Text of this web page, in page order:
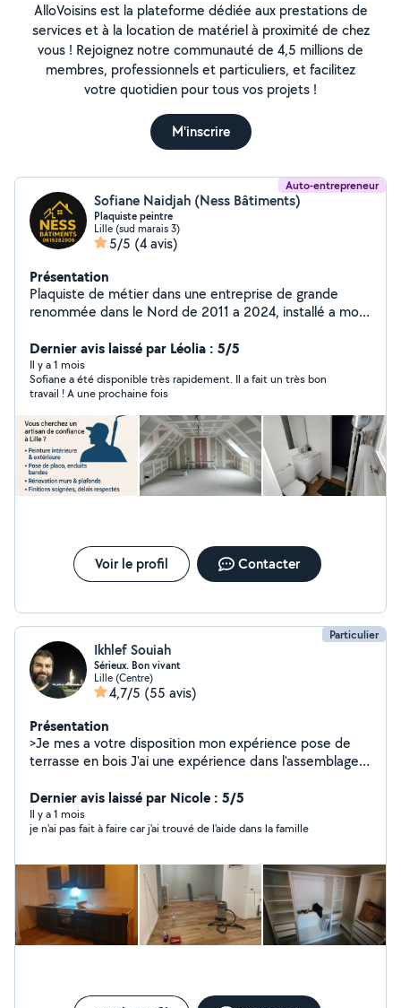
AlloVoisins est la plateforme dédiée aux prestations de
services et à la location de matériel à proximité de chez
vous ! Rejoignez notre communauté de 4,5 millions de
membres, professionnels et particuliers, et facilitez
votre quotidien pour tous vos projets !
M'inscrire
Auto-entrepreneur
Sofiane Naidjah (Ness Bâtiments)
Plaquiste peintre
Lille (sud marais 3)
5/5 (4 avis)
Présentation
Plaquiste de métier dans une entreprise de grande
renommée dans le Nord de 2011 a 2024, installé a mon
placo enduit peinture. Revêtements de sol . Je vous
propose mes services de qualités, et surtout a l'écoute
des demandes des clients. Ma devise : Le client doit
être satisfait avant tout. Merci de me téléphoner
directement
Dernier avis laissé par Léolia : 5/5
Il y a 1 mois
Sofiane a été disponible très rapidement. Il a fait un très bon
travail ! A une prochaine fois
Voir le profil Contacter
Particulier
Ikhlef Souiah
Sérieux. Bon vivant
Lille (Centre)
4,7/5 (55 avis)
Présentation
>Je mes a votre disposition mon expérience pose de
terrasse en bois J'ai une expérience dans l'assemblage
disposition mon expérience de 10 ans dans le montage
tous sortes de meuble, Chambre,pose cuisine .... >Je
suis à votre disposition pour tout lavage automobile à
Dernier avis laissé par Nicole : 5/5
Il y a 1 mois
je n'ai pas fait à faire car j'ai trouvé de l'aide dans la famille